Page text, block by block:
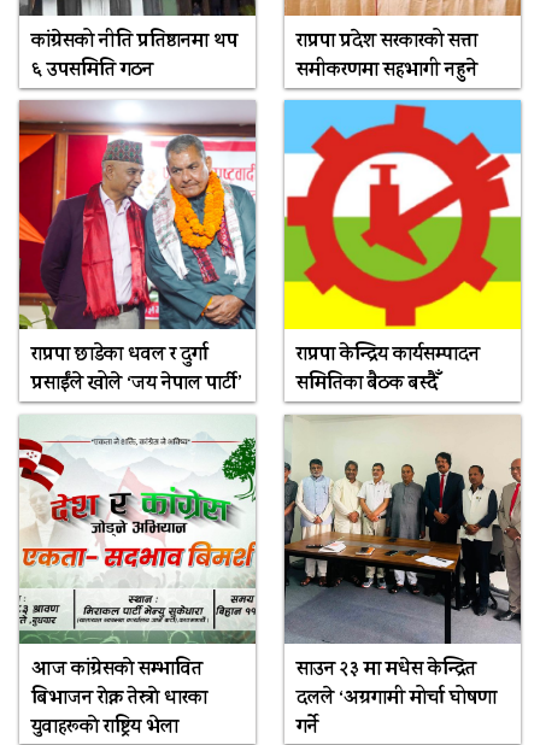
कांग्रेसको नीति प्रतिष्ठानमा थप
६ उपसमिति गठन
राप्रपा प्रदेश सरकारको सत्ता
समीकरणमा सहभागी नहुने
राप्रपा छाडेका धवल र दुर्गा
प्रसाईंले खोले ‘जय नेपाल पार्टी’
राप्रपा केन्द्रिय कार्यसम्पादन
समितिका बैठक बस्दैँ
आज कांग्रेसकाे सम्भावित
बिभाजन राेक्न तेस्राे धारका
युवाहरूकाे राष्ट्रिय भेला
साउन २३ मा मधेस केन्द्रित
दलले ‘अग्रगामी मोर्चा घोषणा
गर्ने